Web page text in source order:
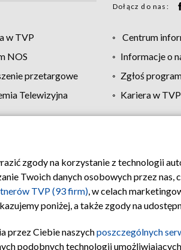
Dołącz do nas:
w TVP Centrum
NOS Informacje o
przetargowe Zgłoś
Telewizyjna Kariera w TVP
TVP Polityka prywatności Moje
zgody na korzystanie z technologii
Twoich danych osobowych przez nas,
TVP (93 firm), w celach
poniżej, a także zgody na
przez Ciebie naszychposzczególnych
podobnych technologii